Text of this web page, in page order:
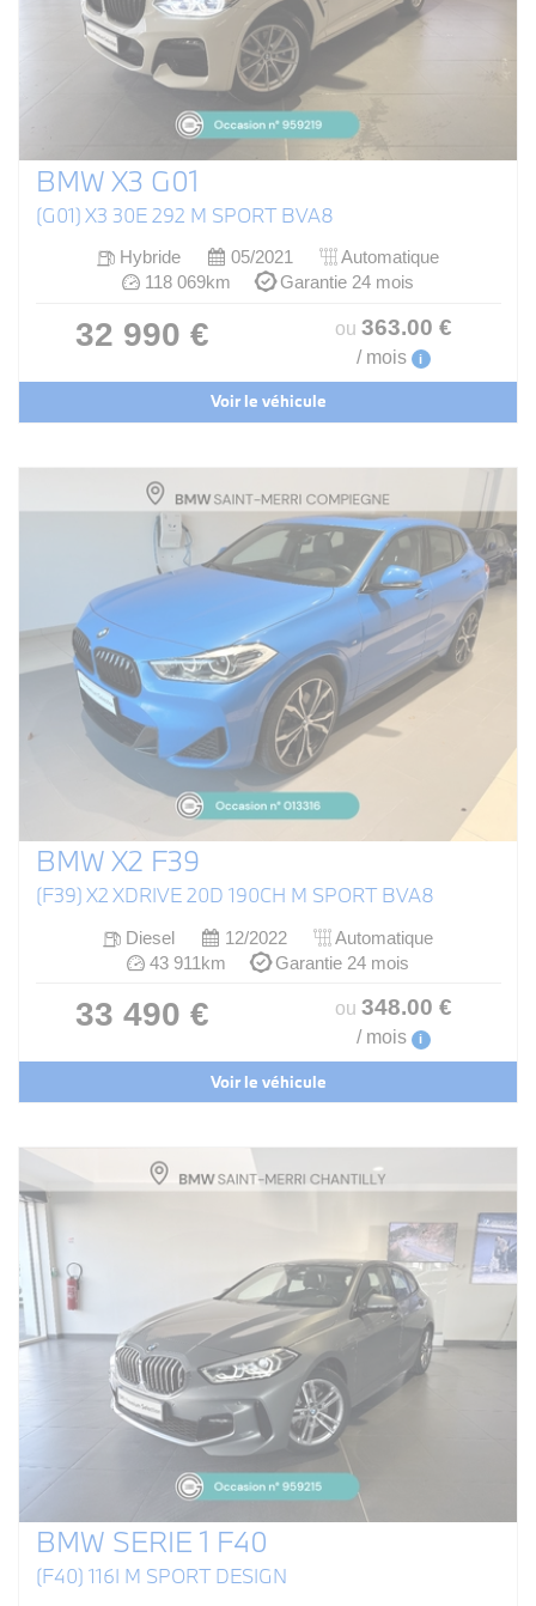
BMW X3 G01
(G01) X3 30E 292 M SPORT BVA8
Hybride 05/2021
Automatique
118 069km
Garantie 24 mois
32 990 € ou 363.00 €
/ mois i
Voir le véhicule
BMW X2 F39
(F39) X2 XDRIVE 20D 190CH M SPORT BVA8
Diesel 12/2022
Automatique
43 911km
Garantie 24 mois
33 490 € ou 348.00 €
/ mois i
Voir le véhicule
BMW SERIE 1 F40
(F40) 116I M SPORT DESIGN